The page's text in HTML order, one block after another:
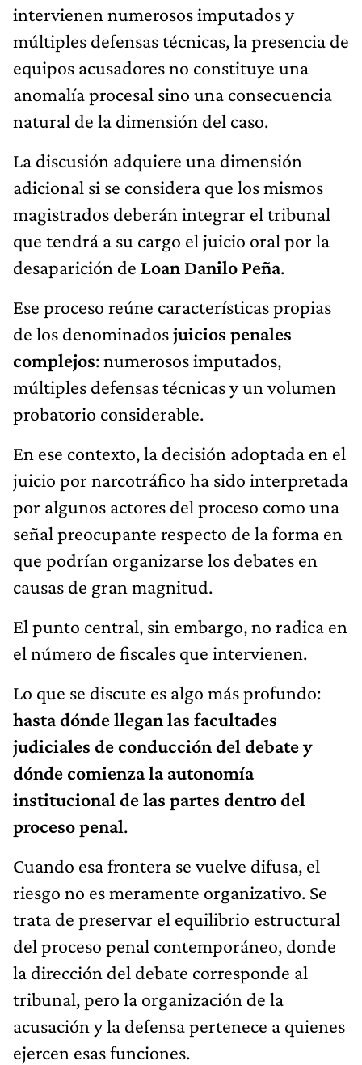
intervienen numerosos imputados y
múltiples defensas técnicas, la presencia de
equipos acusadores no constituye una
anomalía procesal sino una consecuencia
natural de la dimensión del caso.
La discusión adquiere una dimensión
adicional si se considera que los mismos
magistrados deberán integrar el tribunal
que tendrá a su cargo el juicio oral por la
desaparición de Loan Danilo Peña.
Ese proceso reúne características propias
de los denominadosjuicios penales
complejos: numerosos imputados,
múltiples defensas técnicas y un volumen
probatorio considerable.
En ese contexto, la decisión adoptada en el
juicio por narcotráfico ha sido interpretada
por algunos actores del proceso como una
señal preocupante respecto de la forma en
que podrían organizarse los debates en
causas de gran magnitud.
El punto central, sin embargo, no radica en
el número de fiscales que intervienen.
Lo que se discute es algo más profundo:
hasta dónde llegan las facultades
judiciales de conducción del debate y
dónde comienza la autonomía
institucional de las partes dentro del
proceso penal.
Cuando esa frontera se vuelve difusa, el
riesgo no es meramente organizativo. Se
trata de preservar el equilibrio estructural
del proceso penal contemporáneo, donde
la dirección del debate corresponde al
tribunal, pero la organización de la
acusación y la defensa pertenece a quienes
ejercen esas funciones.